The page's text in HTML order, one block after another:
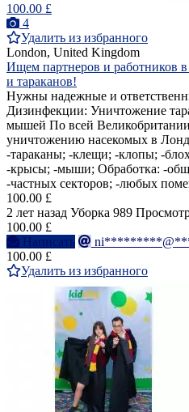
100.00 £
4
Удалить из избранного
London, United Kingdom
Ищем партнеров и работников
и тараканов!
Нужны надежные и
Дизинфекции: Уничтожение
мышей По всей
уничтожению насекомых в
-тараканы; -клещи; -клопы; -
-крысы; -мыши; Обработка: -
-частных секторов; -любых
100.00 £
2 лет назад Уборка 989
100.00 £
Написать
100.00 £
Удалить из избранного